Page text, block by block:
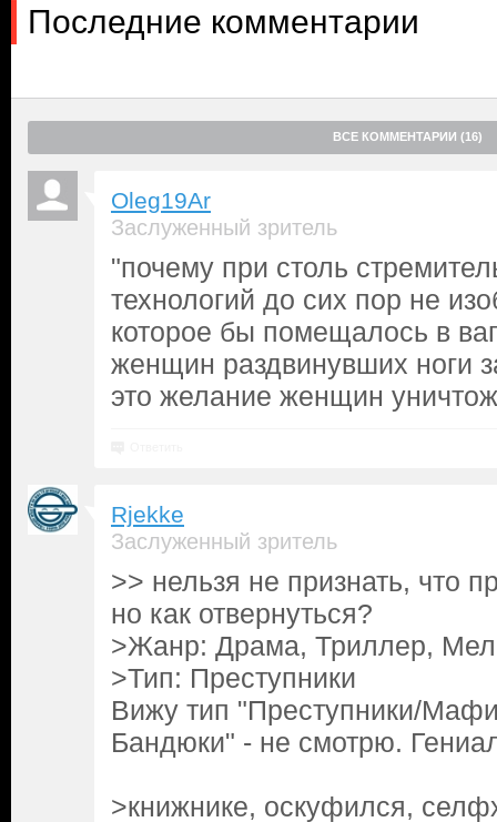
Последние комментарии
ВСЕ КОММЕНТАРИИ (16)
Oleg19Ar
Заслуженный зритель
"почему при столь
технологий до сих пор не
которое бы помещалось в
женщин раздвинувших ноги
это желание женщин
Rjekke
Заслуженный зритель
>> нельзя не признать, что
но как отвернуться?
>Жанр: Драма, Триллер,
>Тип: Преступники
Вижу тип "Преступники/
Бандюки" - не смотрю.
>книжнике, оскуфился,